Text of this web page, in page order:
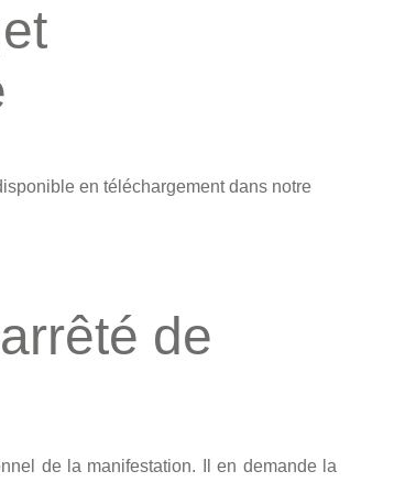
en téléchargement dans notre
de
de la manifestation. Il en demande la